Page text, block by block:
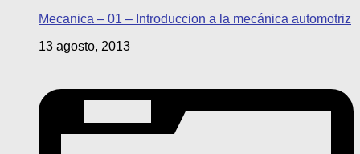
Mecanica – 01 – Introduccion a la mecánica automotriz
13 agosto, 2013